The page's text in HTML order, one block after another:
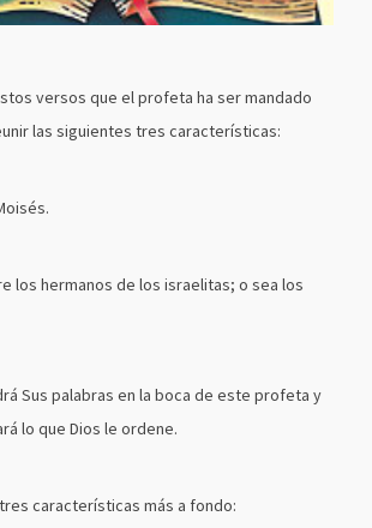
versos que el profeta ha ser mandado
las siguientes tres características:
los hermanos de los israelitas; o sea los
Sus palabras en la boca de este profeta y
lo que Dios le ordene.
características más a fondo: